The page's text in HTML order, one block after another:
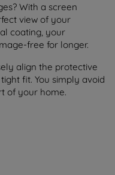
With a screen
view of your
coating, your
free for longer.
align the protective
fit. You simply avoid
of your home.